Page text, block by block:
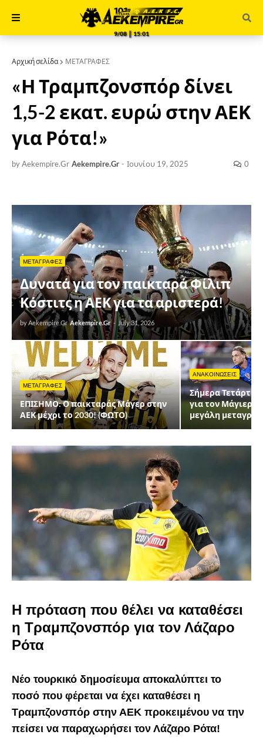
9/08 ║ 15:01
Αρχική σελίδα ΜΕΤΑΓΡΑΦΕΣ
«Η Τραμπζονσπόρ δίνει
1,5-2 εκατ. ευρώ στην ΑΕΚ
για Ρότα!»
by Aekempire.Gr Aekempire.Gr - Ιουνίου 19, 2025 0
ΜΕΤΑΓΡΑΦΕΣ
Δυνατά για τον παικταρά Φίλιπ
Κόστιτς η ΑΕΚ για τα αριστερά!
by Aekempire.Gr Aekempire.Gr - July 31, 2026
ΜΕΤΑΓΡΑΦΕΣ
ΕΠΙΣΗΜΟ: Ο παικταράς Μάγερ στην
ΑΕΚ μέχρι το 2030! (ΦΩΤΟ)
ΑΝΑΚΟΙΝΩΣΕΙΣ
Σήμερα Τετάρτη
για τον Μάγιερ -
μεγάλη
Η πρόταση που θέλει να καταθέσει
η Τραμπζονσπόρ για τον Λάζαρο
Ρότα
Νέο τουρκικό δημοσίευμα αποκαλύπτει το
ποσό που φέρεται να έχει καταθέσει η
Τραμπζονσπόρ στην ΑΕΚ προκειμένου να την
πείσει να παραχωρήσει τον Λάζαρο Ρότα!